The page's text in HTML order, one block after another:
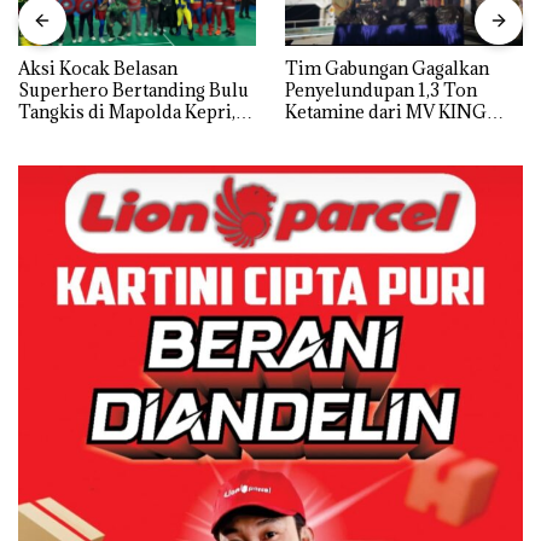
Aksi Kocak Belasan
Superhero Bertanding Bulu
Tangkis di Mapolda Kepri,
Tim Gabungan Gagalkan
Penyelundupan 1,3 Ton
Ketamine dari MV KING